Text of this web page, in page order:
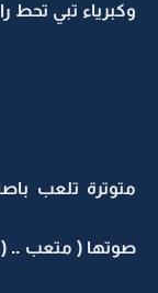
وكبرياء تبي تحط
متوترة تلعب
صوتها ( متعب ..